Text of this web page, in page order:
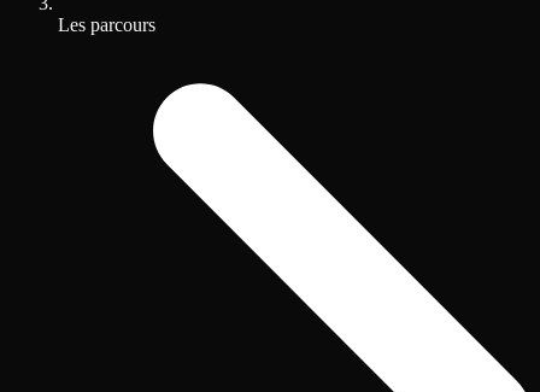
Les parcours